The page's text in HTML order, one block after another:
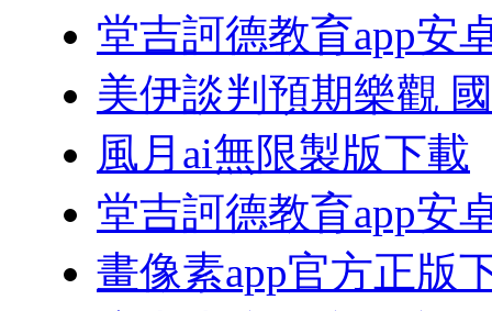
堂吉訶德教育app安
美伊談判預期樂觀
風月ai無限製版下載
堂吉訶德教育app安
畫像素app官方正版